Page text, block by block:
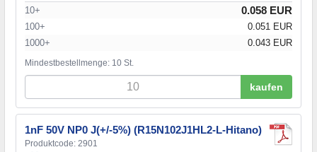
10+ 0.058 EUR
100+
0.051 EUR
1000+
0.043 EUR
Mindestbestellmenge: 10 St.
kaufen
1nF 50V NP0 J(+/-5%) (R15N102J1HL2-L-Hitano)
Produktcode: 2901